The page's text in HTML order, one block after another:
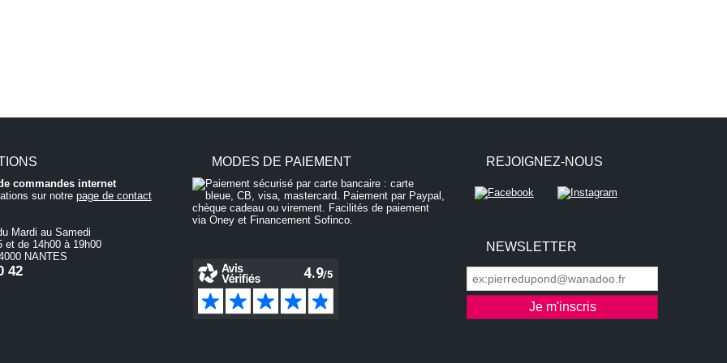
commandes internet
sur notre page de contact
Mardi au Samedi
et de 14h00 à 19h00
NANTES
42
MODES DE PAIEMENT REJOIGNEZ-NOUS
NEWSLETTER